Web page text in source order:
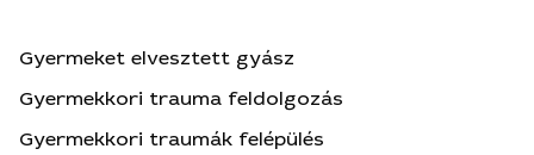
Gyermeket elvesztett gyász
Gyermekkori trauma feldolgozás
Gyermekkori traumák felépülés